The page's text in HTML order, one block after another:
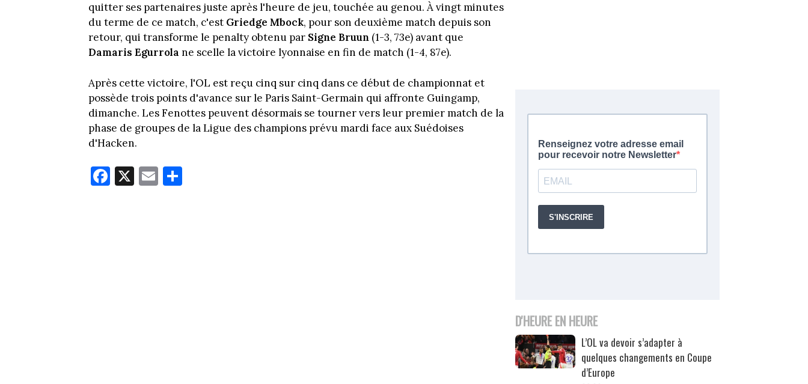
quitter ses partenaires juste après l'heure de jeu, touchée au genou. À vingt minutes
du terme de ce match, c'est Griedge Mbock, pour son deuxième match depuis son
retour, qui transforme le penalty obtenu par Signe Bruun (1-3, 73e) avant que
Damaris Egurrola ne scelle la victoire lyonnaise en fin de match (1-4, 87e).
Après cette victoire, l'OL est reçu cinq sur cinq dans ce début de championnat et
possède trois points d'avance sur le Paris Saint-Germain qui affronte Guingamp,
dimanche. Les Fenottes peuvent désormais se tourner vers leur premier match de la
phase de groupes de la Ligue des champions prévu mardi face aux Suédoises
d'Hacken.
Fa
ce
X E
m
D'HEURE EN HEURE
L’OL va devoir s’adapter à
quelques changements en Coupe
d’Europe